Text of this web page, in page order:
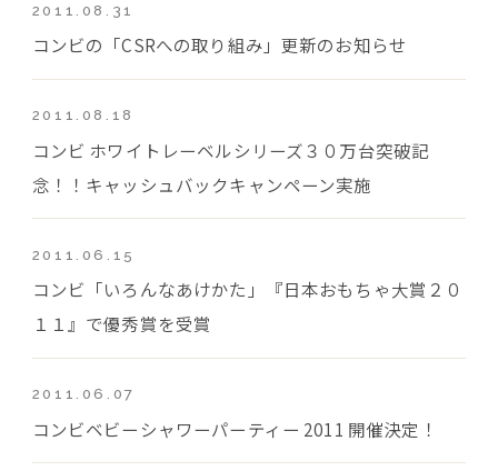
2011.08.31
コンビの「CSRへの取り組み」更新のお知らせ
2011.08.18
コンビ ホワイトレーベルシリーズ３０万台突破記
念！！キャッシュバックキャンペーン実施
2011.06.15
コンビ「いろんなあけかた」『日本おもちゃ大賞２０
１１』で優秀賞を受賞
2011.06.07
コンビベビーシャワーパーティー 2011 開催決定！